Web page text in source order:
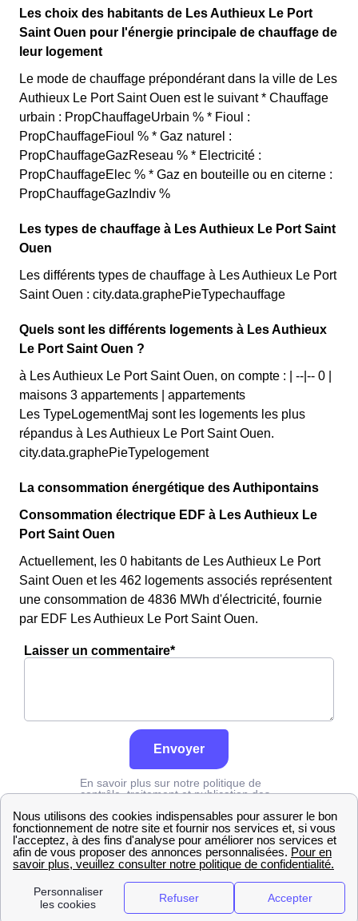
Les choix des habitants de Les Authieux Le Port
Saint Ouen pour l'énergie principale de chauffage de
leur logement
Le mode de chauffage prépondérant dans la ville de Les
Authieux Le Port Saint Ouen est le suivant * Chauffage
urbain : PropChauffageUrbain % * Fioul :
PropChauffageFioul % * Gaz naturel :
PropChauffageGazReseau % * Electricité :
PropChauffageElec % * Gaz en bouteille ou en citerne :
PropChauffageGazIndiv %
Les types de chauffage à Les Authieux Le Port Saint
Ouen
Les différents types de chauffage à Les Authieux Le Port
Saint Ouen : city.data.graphePieTypechauffage
Quels sont les différents logements à Les Authieux
Le Port Saint Ouen ?
à Les Authieux Le Port Saint Ouen, on compte : | --|-- 0 |
maisons 3 appartements | appartements
Les TypeLogementMaj sont les logements les plus
répandus à Les Authieux Le Port Saint Ouen.
city.data.graphePieTypelogement
La consommation énergétique des Authipontains
Consommation électrique EDF à Les Authieux Le
Port Saint Ouen
Actuellement, les 0 habitants de Les Authieux Le Port
Saint Ouen et les 462 logements associés représentent
une consommation de 4836 MWh d'électricité, fournie
par EDF Les Authieux Le Port Saint Ouen.
Laisser un commentaire*
Envoyer
En savoir plus sur notre politique de
contrôle, traitement et publication des
Edf Seine-Maritime Les Authieux Le Port Saint Ouen